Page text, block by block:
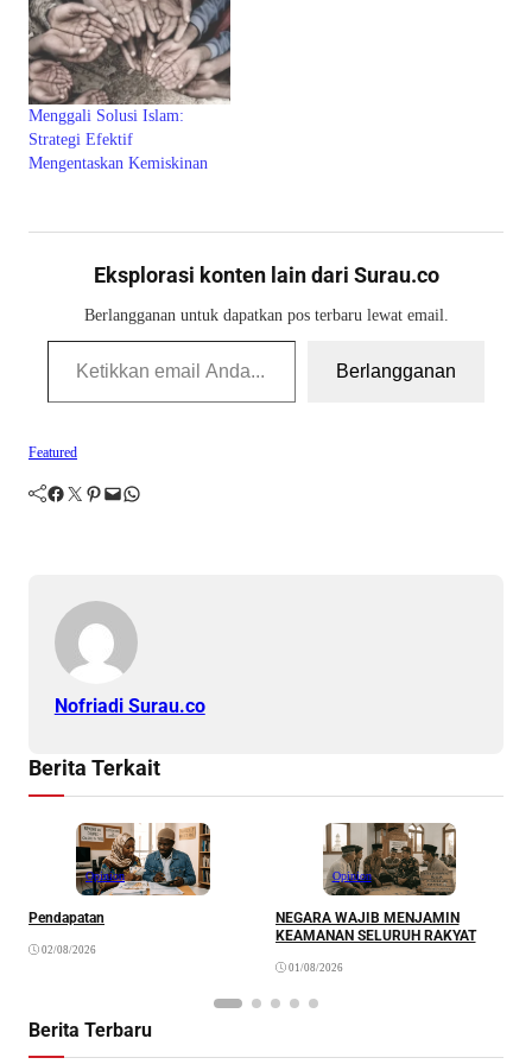
Menggali Solusi Islam:
Strategi Efektif
Mengentaskan Kemiskinan
Eksplorasi konten lain dari Surau.co
Berlangganan untuk dapatkan pos terbaru lewat email.
Ketikkan email Anda...
Berlangganan
Featured
Facebook Twitter Pinterest Mail WhatsApp
Nofriadi Surau.co
Berita Terkait
Opinion
Pendapatan
02/08/2026
Opinion
NEGARA WAJIB MENJAMIN
KEAMANAN SELURUH RAKYAT
01/08/2026
Berita Terbaru